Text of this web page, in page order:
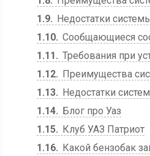
1.9
Недостатки
1.10 Сообщающиеся
1.11
Требования при
1.12
Преимущества
1.13
Недостатки
1.14
Блог про Уаз
1.15
Клуб УАЗ Патриот
1.16
Какой бензобак